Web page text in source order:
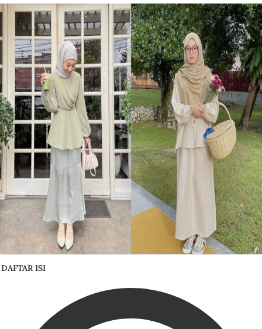
DAFTAR ISI